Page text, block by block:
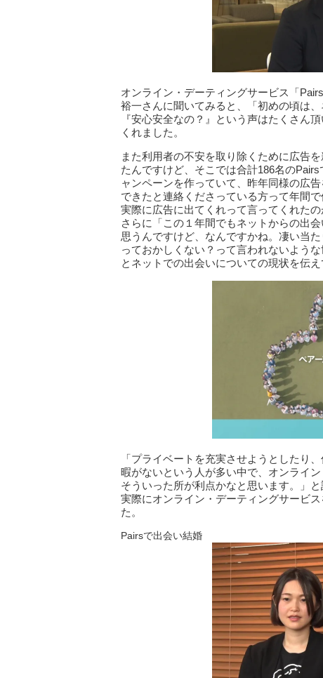
オンライン・デーティングサービス「
裕一さんに聞いてみると、「初めの頃は
『安心安全なの？』という声はたくさん
くれました。
また利用者の不安を取り除くために広告
たんですけど、そこでは合計186名の
ャンペーンを作っていて、昨年同様の広
できたと連絡くださっている方って年間
実際に広告に出てくれって言ってくれた
さらに「この１年間でもネットからの出
思うんですけど、なんですかね。凄い当
っておかしくない？って言われないよう
とネットでの出会いについての現状を伝え
「プライベートを充実させようとしたり
暇がないという人が多い中で、オンライ
そういった所が利点かなと思います。」と
実際にオンライン・デーティングサービ
た。
Pairsで出会い結婚